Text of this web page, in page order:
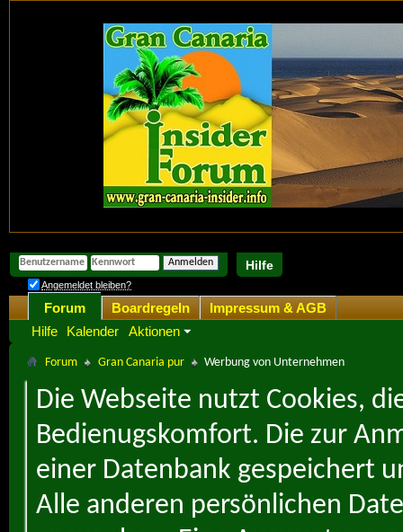
Hilfe
Angemeldet bleiben?
Forum
Hilfe
Kalender Aktionen
Boardregeln Impressum & AGB
Forum Gran Canaria pur Werbung von Unternehmen
Die Webseite nutzt Cookies,
Bedienugskomfort. Die zur
einer Datenbank gespeichert
Alle anderen persönlichen